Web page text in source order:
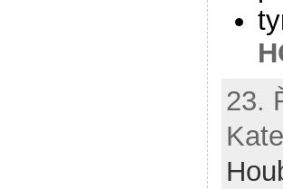
23.